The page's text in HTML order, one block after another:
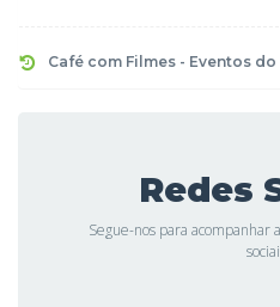
Café com Filmes - Eventos
Redes
Segue-nos para acompanhar